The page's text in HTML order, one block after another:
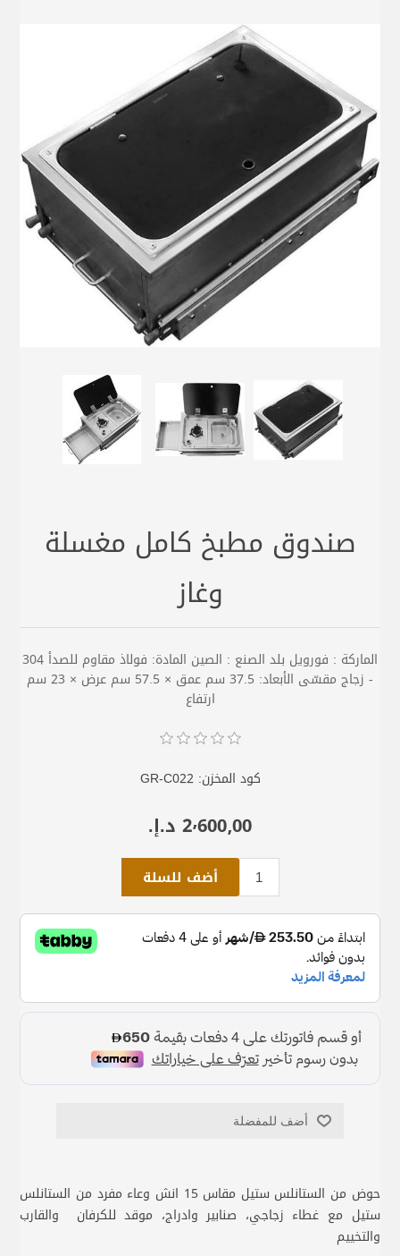
صندوق مطبخ كامل مغسلة
وغاز
الماركة : فورويل بلد الصنع : الصين المادة: فولاذ مقاوم للصدأ 304
- زجاج مقسّى الأبعاد: 37.5 سم عمق × 57.5 سم عرض × 23 سم
ارتفاع
كود المخزن: GR-C022
2٬600٫00 د.إ.‏
أضف للسلة
أضف للمفضلة
حوض من الستانلس ستيل مقاس 15 انش وعاء مفرد من الستانلس
ستيل مع غطاء زجاجي، صنابير وادراج، موقد للكرفان والقارب
والتخييم